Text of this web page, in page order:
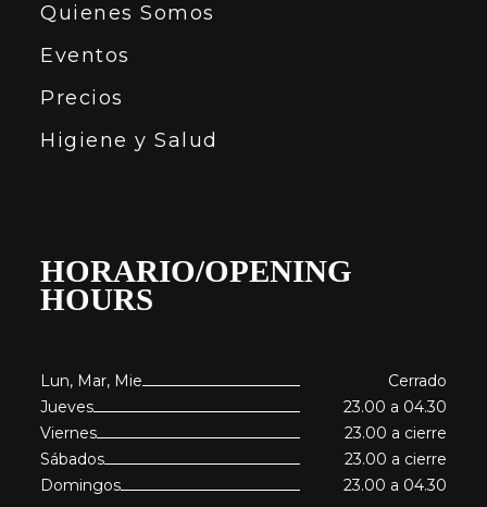
Quienes Somos
Eventos
Precios
Higiene y Salud
HORARIO/OPENING
HOURS
Lun, Mar, Mie
Cerrado
Jueves
23.00 a 04.30
Viernes
23.00 a cierre
Sábados
23.00 a cierre
Domingos
23.00 a 04.30